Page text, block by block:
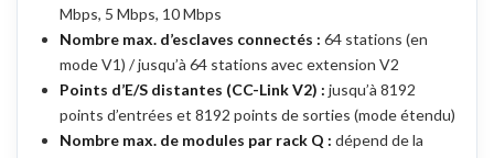
Mbps, 5 Mbps, 10 Mbps
Nombre max. d’esclaves connectés : 64 stations (en
mode V1) / jusqu’à 64 stations avec extension V2
Points d’E/S distantes (CC-Link V2) : jusqu’à 8192
points d’entrées et 8192 points de sorties (mode étendu)
Nombre max. de modules par rack Q : dépend de la